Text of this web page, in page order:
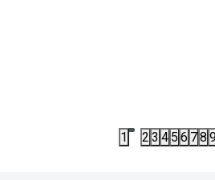
1 2 3 4 5 6 78